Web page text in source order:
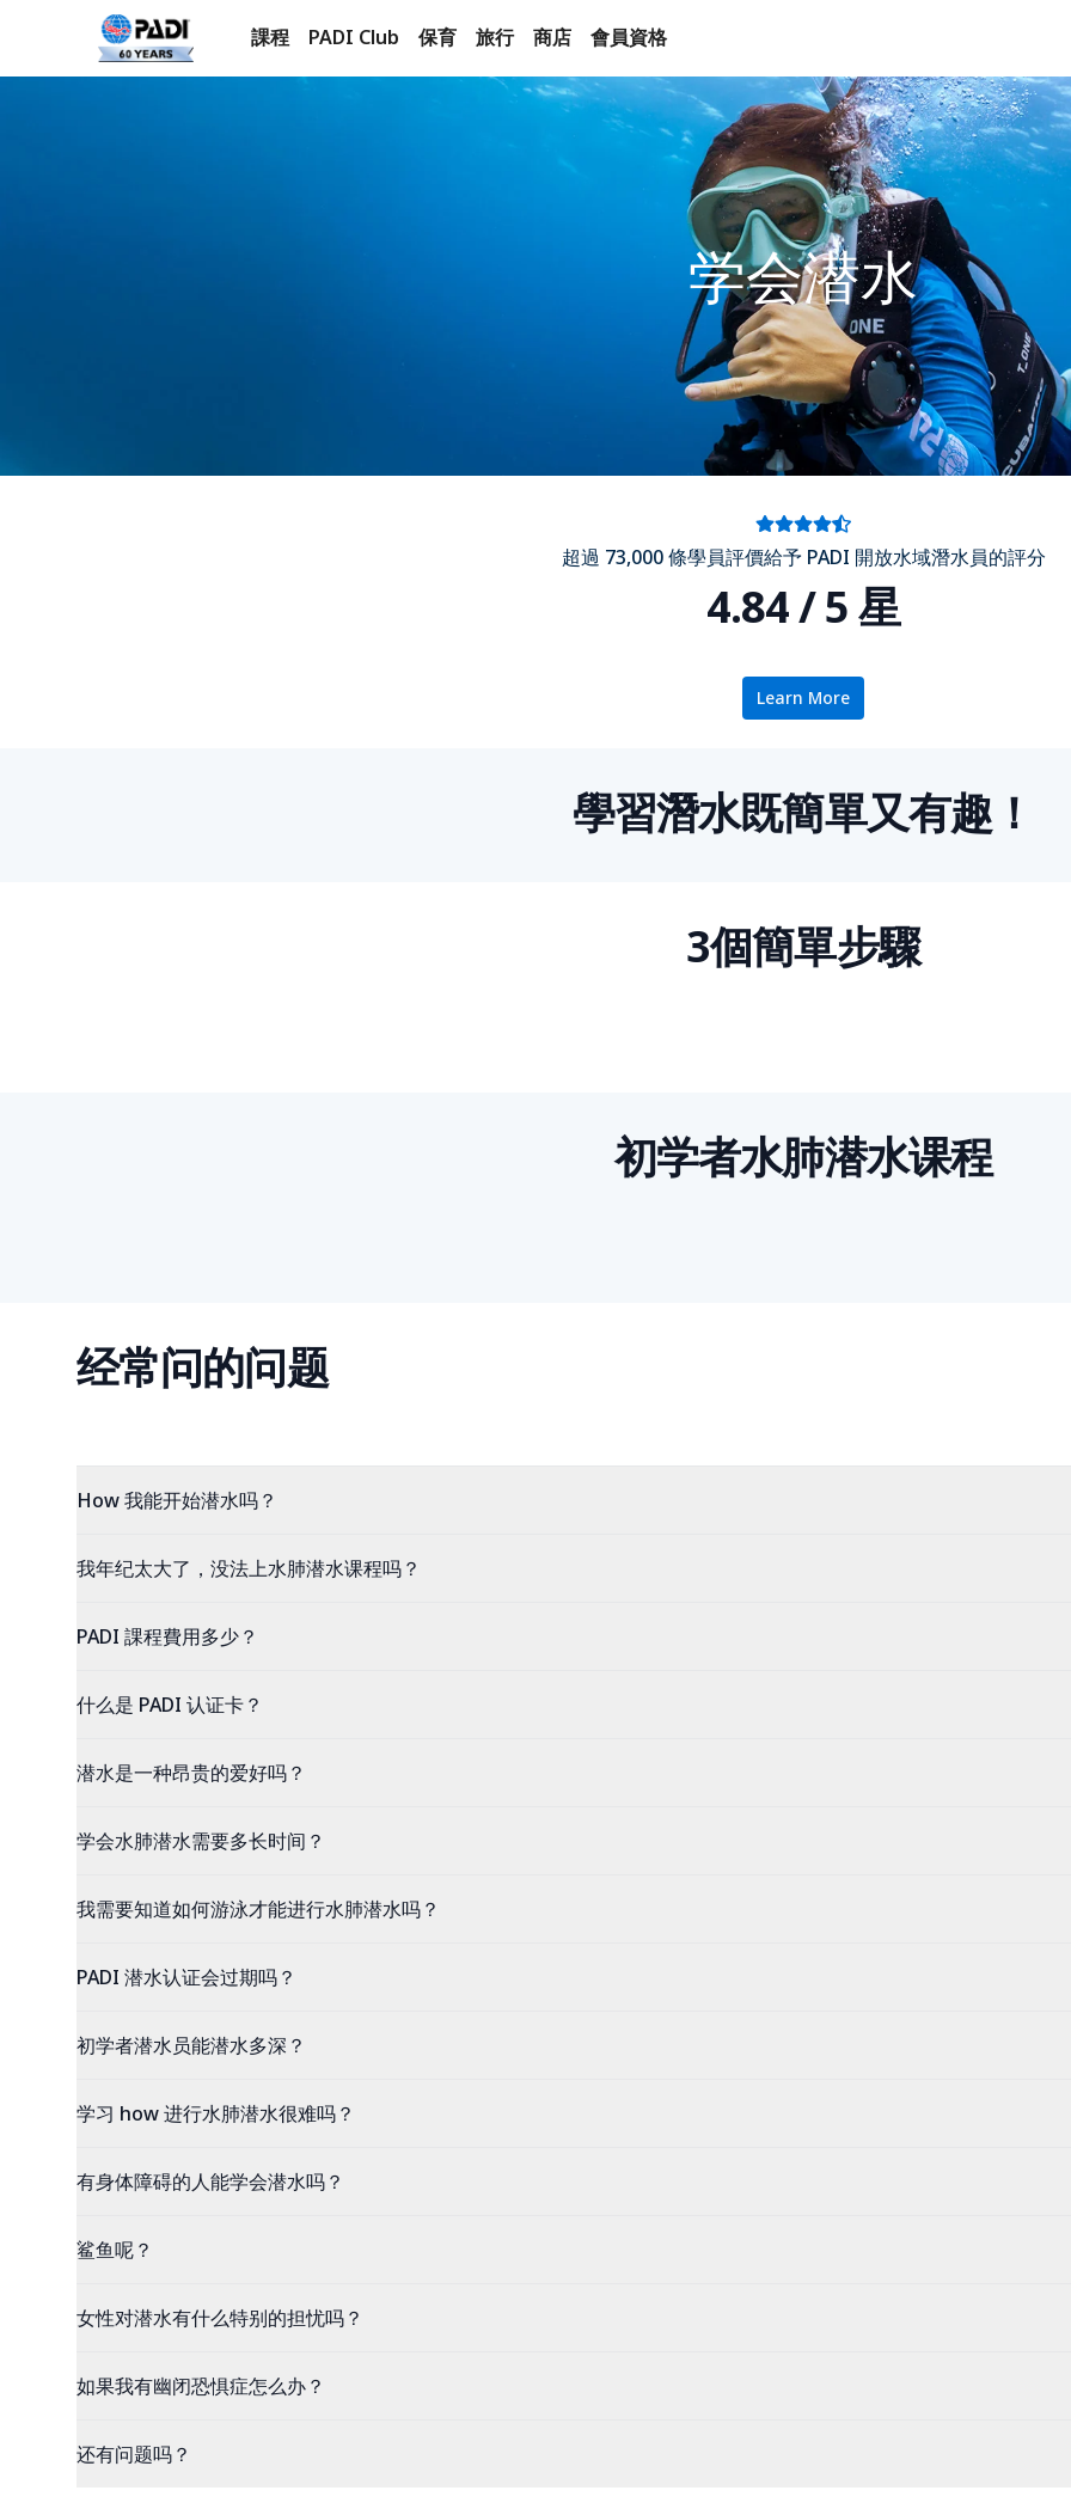
課程 PADI Club 保育 旅行 商店 會員資格
学会潜水
超過 73,000 條學員評價給予 PADI 開放水域潛水員的評分
4.84 / 5 星
Learn More
學習潛水既簡單又有趣！
3個簡單步驟
初学者水肺潜水课程
经常问的问题
How 我能开始潜水吗？
我年纪太大了，没法上水肺潜水课程吗？
PADI 課程費用多少？
什么是 PADI 认证卡？
潜水是一种昂贵的爱好吗？
学会水肺潜水需要多长时间？
我需要知道如何游泳才能进行水肺潜水吗？
PADI 潜水认证会过期吗？
初学者潜水员能潜水多深？
学习 how 进行水肺潜水很难吗？
有身体障碍的人能学会潜水吗？
鲨鱼呢？
女性对潜水有什么特别的担忧吗？
如果我有幽闭恐惧症怎么办？
还有问题吗？